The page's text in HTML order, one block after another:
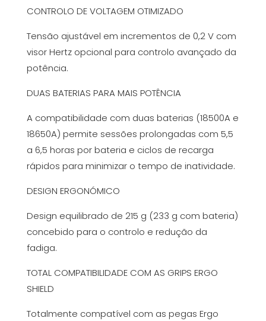
CONTROLO DE VOLTAGEM OTIMIZADO
Tensão ajustável em incrementos de 0,2 V com
visor Hertz opcional para controlo avançado da
potência.
DUAS BATERIAS PARA MAIS POTÊNCIA
A compatibilidade com duas baterias (18500A e
18650A) permite sessões prolongadas com 5,5
a 6,5 ​​horas por bateria e ciclos de recarga
rápidos para minimizar o tempo de inatividade.
DESIGN ERGONÓMICO
Design equilibrado de 215 g (233 g com bateria)
concebido para o controlo e redução da
fadiga.
TOTAL COMPATIBILIDADE COM AS GRIPS ERGO
SHIELD
Totalmente compatível com as pegas Ergo